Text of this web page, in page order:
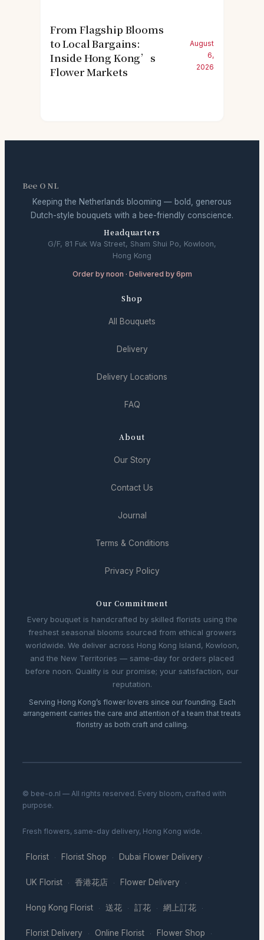
From Flagship Blooms
to Local Bargains:
Inside Hong Kong’s
Flower Markets
August
6,
2026
Bee O NL
Keeping the Netherlands blooming — bold, generous
Dutch-style bouquets with a bee-friendly conscience.
Headquarters
G/F, 81 Fuk Wa Street, Sham Shui Po, Kowloon,
Hong Kong
Order by noon · Delivered by 6pm
Shop
All Bouquets
Delivery
Delivery Locations
FAQ
About
Our Story
Contact Us
Journal
Terms & Conditions
Privacy Policy
Our Commitment
Every bouquet is handcrafted by skilled florists using the
freshest seasonal blooms sourced from ethical growers
worldwide. We deliver across Hong Kong Island, Kowloon,
and the New Territories — same-day for orders placed
before noon. Quality is our promise; your satisfaction, our
reputation.
Serving Hong Kong’s flower lovers since our founding. Each
arrangement carries the care and attention of a team that treats
floristry as both craft and calling.
© bee-o.nl — All rights reserved. Every bloom, crafted with
purpose.
Fresh flowers, same-day delivery, Hong Kong wide.
Florist · Florist Shop · Dubai Flower Delivery ·
UK Florist · 香港花店 · Flower Delivery ·
Hong Kong Florist · 送花 · 訂花 · 網上訂花 ·
Florist Delivery · Online Florist · Flower Shop ·